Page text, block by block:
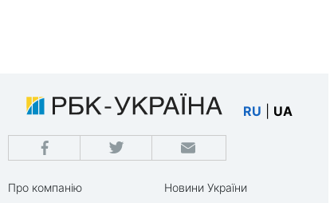
RU UA
Про компанію
Новини України